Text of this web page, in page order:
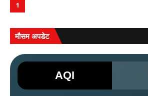
1
मौसम अपडेट
AQI